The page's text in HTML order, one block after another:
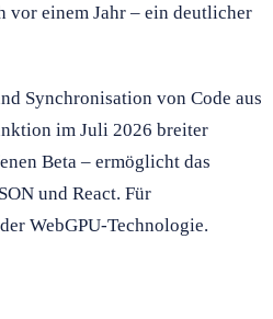
vor einem Jahr – ein deutlicher
Synchronisation von Code aus
im Juli 2026 breiter
Beta – ermöglicht das
und React. Für
WebGPU-Technologie.